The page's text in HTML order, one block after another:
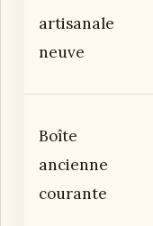
artisanale
neuve
Boîte
ancienne
courante